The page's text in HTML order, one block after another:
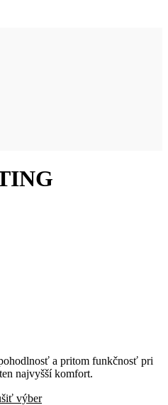
a pritom funkčnosť pri
najvyšší komfort.
výber